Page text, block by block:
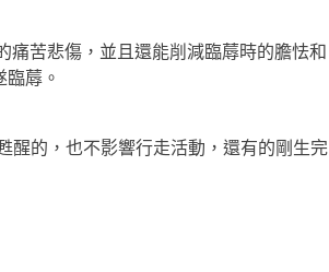
痛苦悲傷，並且還能削減臨蓐時的膽怯和
蓐。
醒的，也不影響行走活動，還有的剛生完